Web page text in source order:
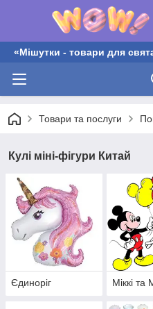
«Мішутки - товари для
Товари та послуги
Кулі міні-фігури Китай
Єдиноріг Міккі та